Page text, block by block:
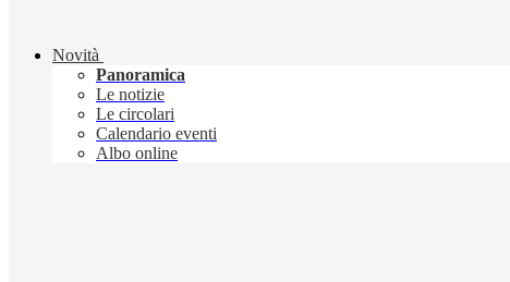
Novità
Panoramica
Le notizie
Le circolari
Calendario eventi
Albo online